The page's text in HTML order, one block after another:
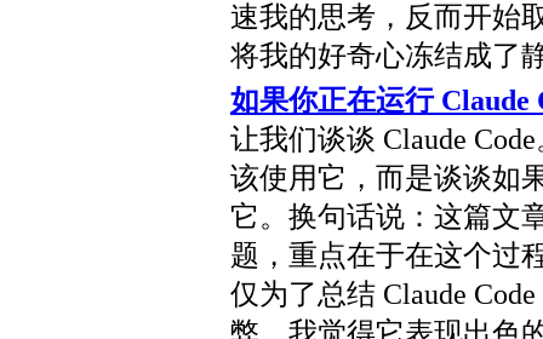
速我的思考，反而开始
将我的好奇心冻结成了
如果你正在运行 Claude
让我们谈谈 Claude
该使用它，而是谈谈如
它。换句话说：这篇文
题，重点在于在这个过
仅为了总结 Claude